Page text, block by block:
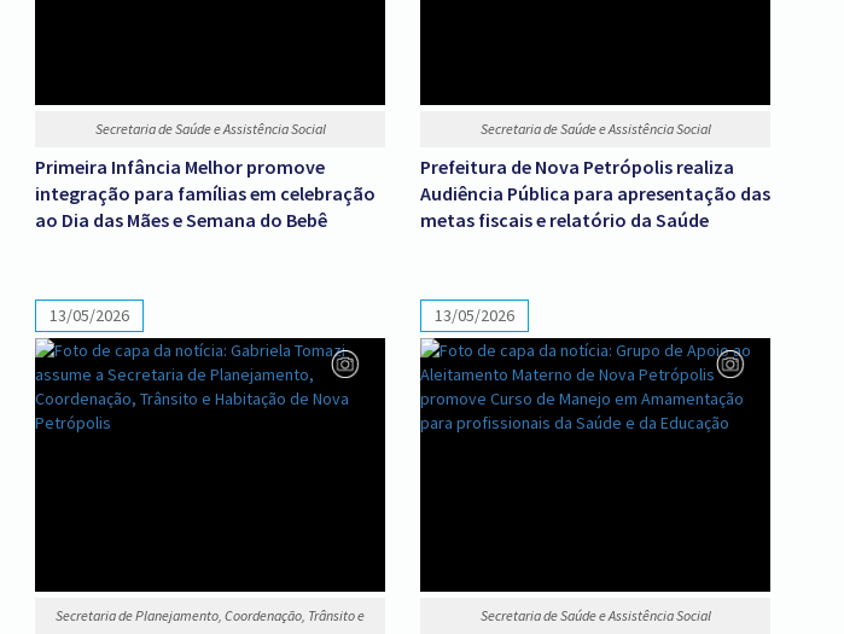
Secretaria de Saúde e Assistência Social
Primeira Infância Melhor promove
integração para famílias em celebração
ao Dia das Mães e Semana do Bebê
Secretaria de Saúde e Assistência Social
Prefeitura de Nova Petrópolis realiza
Audiência Pública para apresentação das
metas fiscais e relatório da Saúde
13/05/2026
Secretaria de Planejamento, Coordenação, Trânsito e
13/05/2026
Secretaria de Saúde e Assistência Social